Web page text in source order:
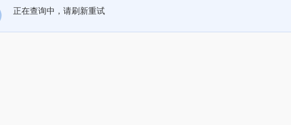
正在查询中，请刷新重试